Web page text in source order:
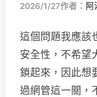
2026/1/27作者： 阿
這個問題我應該
安全性，不希望
鎖起來，因此想
過網管這一關，